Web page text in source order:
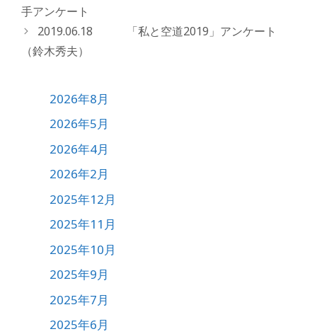
ー
手アンケート
2019.06.18 「私と空道2019」アンケート
（鈴木秀夫）
2026年8月
2026年5月
2026年4月
2026年2月
2025年12月
2025年11月
2025年10月
2025年9月
2025年7月
2025年6月